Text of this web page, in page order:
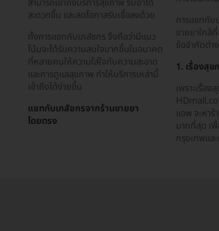
สะดวกขึ้น และลดโอกาสรับเชื้อลงด้วย
ทั้งการแชทกับเภสัชกร จึงถือว่ามีแนว
โน้มจะได้รับความสนใจมากขึ้นในอนาคต
ที่หลายคนให้ความใส่ใจกับความสะอาด
และการดูแลสุขภาพ ทำให้บริการเหล่านี้
เข้าถึงได้ง่ายขึ้น
แชทกับเภสัชกรจากร้านขายยา
โดยตรง
การแชทกับ
ขายยาใกล้
ข้อจำกัดต่
1. เรื่องสุข
เพราะเรื่อง
แอพ จะหา
มากที่สุด เ
กรุงเทพแล